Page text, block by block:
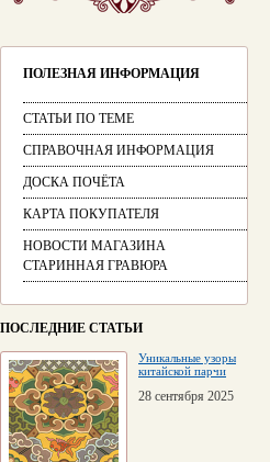
ПОЛЕЗНАЯ ИНФОРМАЦИЯ
СТАТЬИ ПО ТЕМЕ
СПРАВОЧНАЯ ИНФОРМАЦИЯ
ДОСКА ПОЧЁТА
КАРТА ПОКУПАТЕЛЯ
НОВОСТИ МАГАЗИНА
СТАРИННАЯ ГРАВЮРА
ПОСЛЕДНИЕ СТАТЬИ
Уникальные узоры
китайской парчи
28 сентября 2025